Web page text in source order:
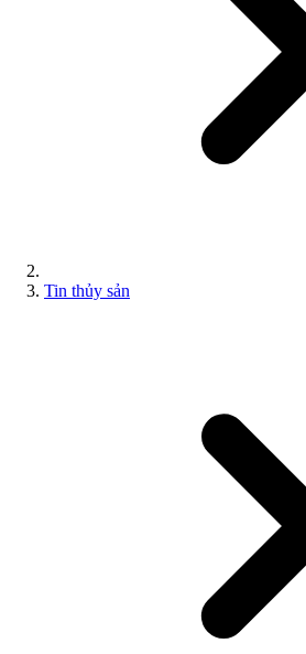
Tin thủy sản